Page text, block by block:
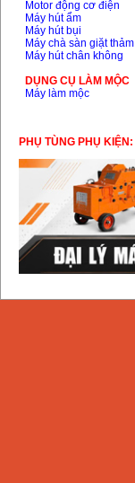
Motor động cơ điện
Máy hút ẩm
Máy hút bụi
Máy chà sàn giặt thảm
Máy hút chân không
DỤNG CỤ LÀM MỘC
Máy làm mộc
PHỤ TÙNG PHỤ KIỆN: